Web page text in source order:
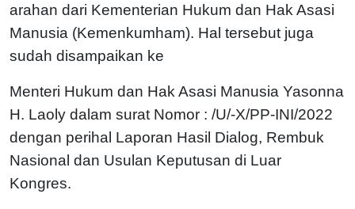
arahan dari Kementerian Hukum dan Hak Asasi
Manusia (Kemenkumham). Hal tersebut juga
sudah disampaikan ke
Menteri Hukum dan Hak Asasi Manusia Yasonna
H. Laoly dalam surat Nomor : /U/-X/PP-INI/2022
dengan perihal Laporan Hasil Dialog, Rembuk
Nasional dan Usulan Keputusan di Luar
Kongres.